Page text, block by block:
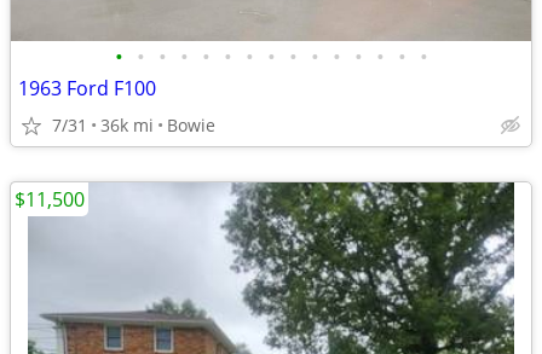
• • • • • • • • • • • • • • •
1963 Ford F100
7/31 36k mi Bowie
$11,500